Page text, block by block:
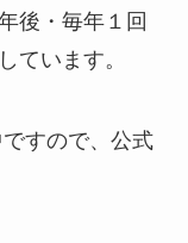
後・毎年１回
ています。
すので、公式